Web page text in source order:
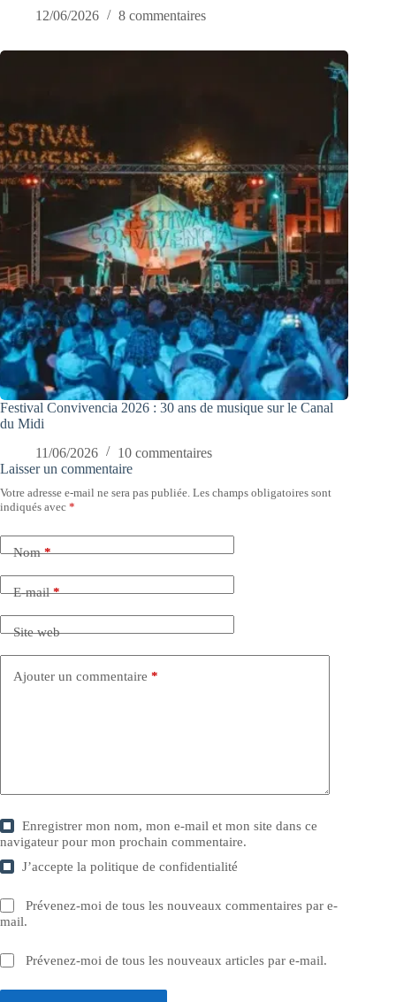
12/06/2026
8 commentaires
Festival Convivencia 2026 : 30 ans de musique sur le Canal
du Midi
11/06/2026
10 commentaires
Laisser un commentaire
Votre adresse e-mail ne sera pas publiée. Les champs obligatoires sont
indiqués avec *
Nom*
E-mail*
Site web
Ajouter un commentaire *
Enregistrer mon nom, mon e-mail et mon site dans ce
navigateur pour mon prochain commentaire.
J’accepte lapolitique de confidentialité
Prévenez-moi de tous les nouveaux commentaires par e-
mail.
Prévenez-moi de tous les nouveaux articles par e-mail.